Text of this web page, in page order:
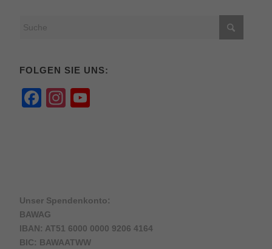
FOLGEN SIE UNS:
Facebook
Instagram
Unser Spendenkonto:
BAWAG
IBAN: AT51 6000 0000 9206 4164
BIC: BAWAATWW